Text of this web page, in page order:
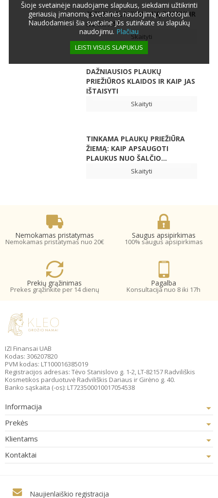
SLENKA PLAUKAI – KĄ DARYTI IR
KO IMTIS?
Skaityti
DAŽNIAUSIOS PLAUKŲ
PRIEŽIŪROS KLAIDOS IR KAIP JAS
IŠTAISYTI
Skaityti
TINKAMA PLAUKŲ PRIEŽIŪRA
ŽIEMĄ: KAIP APSAUGOTI
PLAUKUS NUO ŠALČIO...
Skaityti
Nemokamas pristatymas
Nemokamas pristatymas nuo 20€
Saugus apsipirkimas
100% saugus apsipirkimas
Prekių grąžinimas
Prekes grąžinkite per 14 dienų
Pagalba
Konsultacija nuo 8 iki 17h
IZI Finansai UAB
Kodas: 306207820
PVM kodas: LT100016385019
Registracijos adresas: Tėvo Stanislovo g. 1-2, LT-82157 Radviliškis
Kosmetikos parduotuvė Radviliškis Dariaus ir Girėno g. 40.
Banko sąskaita (-os): LT723500010017054538
Informacija
Prekės
Klientams
Kontaktai
Šioje svetainėje naudojame slapukus, siekdami užtikrinti
geriausią įmanomą svetainės naudojimą vartotojui.
Naudodamiesi šia svetaine Jūs sutinkate su slapukų
naudojimu. Plačiau
LEISTI VISUS SLAPUKUS
Naujienlaiškio registracija